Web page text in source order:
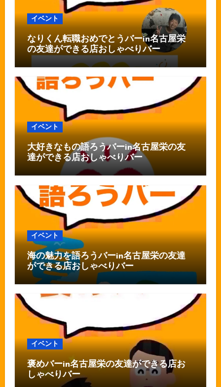
イベント
なりくん転職おめでとうバーin名古屋栄
の友達ができる店おしゃべりバー
イベント
大好きなもの語ろうバーin名古屋栄の友
達ができる店おしゃべりバー
イベント
海の魅力を語ろうバーin名古屋栄の友達
ができる店おしゃべりバー
イベント
褒めバーin名古屋栄の友達ができる店お
しゃべりバー